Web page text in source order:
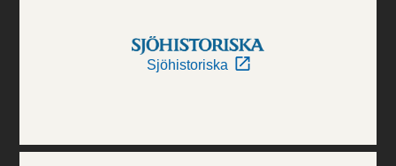
Sjöhistoriska